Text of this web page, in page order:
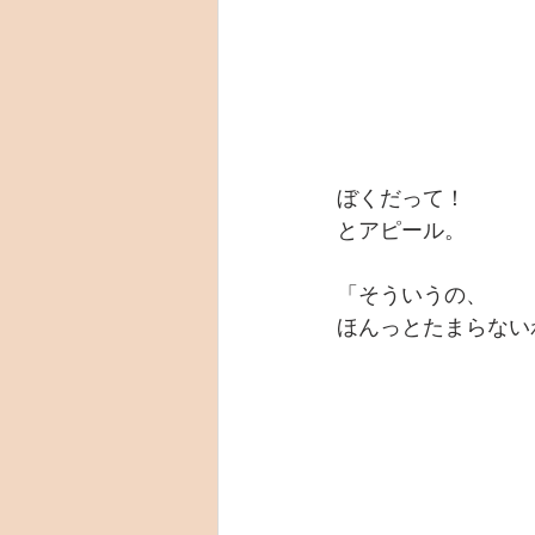
ぼくだって！
とアピール。
「そういうの、
ほんっとたまらない